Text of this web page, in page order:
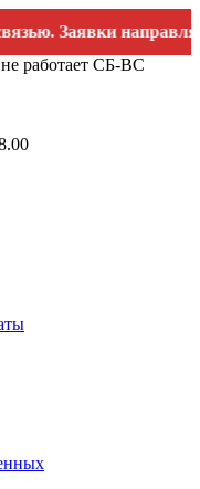
направляйте на
работает СБ-ВС